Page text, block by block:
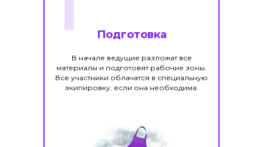
Подготовка
В начале ведущие разложат все
материалы и подготовят рабочие зоны.
Все участники облачатся в специальную
экипировку, если она необходима.